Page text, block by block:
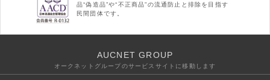
品“偽造品”や“不正商品”の流通防止と排除を目指す
民間団体です。
AUCNET GROUP
オークネットグループのサービスサイトに移動します